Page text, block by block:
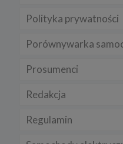
Polityka prywatności
Porównywarka
Prosumenci
Redakcja
Regulamin